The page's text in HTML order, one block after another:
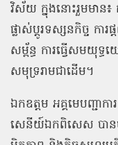
វិស័យ ក្នុងនោះរួមមាន
ផ្លាស់ប្ដូរទស្សនកិច្ច ការ
សម្ព័ន្ធ ការធ្វើសមយុទ្ធ
សមុទ្ររាមជាដើម។
ឯកឧត្តម អគ្គមេបញ្ជា
សេនីយ៍ឯកពិសេស បាន